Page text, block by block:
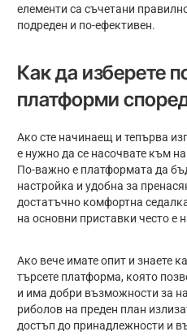
елементи са съчетани
подреден и по-ефективен.
Как да изберете
платформи
Ако сте начинаещ и тепърва
е нужно да се насочвате към
По-важно е платформата да
настройка и удобна за
достатъчно комфортна
на основни приставки често е
Ако вече имате опит и знаете
търсете платформа, която
и има добри възможности за
риболов на преден план
достъп до принадлежности и